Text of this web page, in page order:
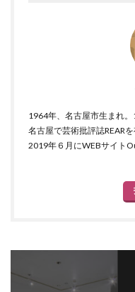
1964年、名古屋市生まれ
名古屋で芸術批評誌REAR
2019年６月にWEBサイト